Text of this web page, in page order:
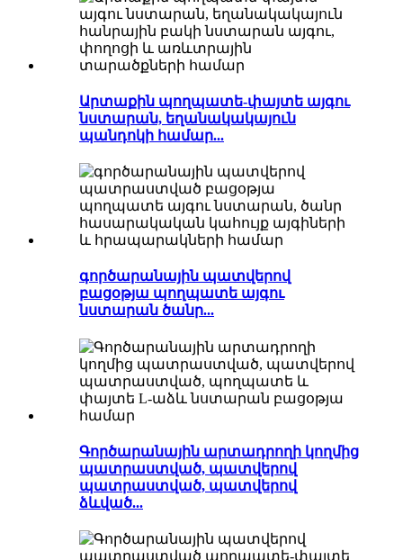
Արտաքին պողպատե-փայտե այգու
նստարան, եղանակակայուն
պանդոկի համար...
գործարանային պատվերով
բացօթյա պողպատե այգու
նստարան ծանր...
Գործարանային արտադրողի կողմից
պատրաստված, պատվերով
պատրաստված, պատվերով
ձևված...